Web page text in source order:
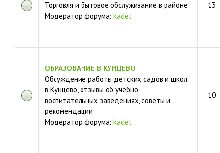
Торговля и бытовое обслуживание в районе
Модератор форума: kadet
13
ОБРАЗОВАНИЕ В КУНЦЕВО
Обсуждение работы детских садов и школ
в Кунцево, отзывы об учебно-
воспитательных заведениях, советы и
рекомендации
Модератор форума: kadet
10